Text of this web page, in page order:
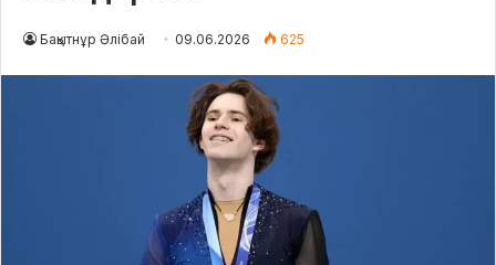
Бақытнұр Әлібай 09.06.2026 625